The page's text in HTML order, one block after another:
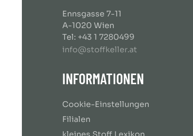
Ennsgasse 7-11
A-1020 Wien
Tel: +43 1 7280499
info@stoffkeller.at
INFORMATIONEN
Cookie-Einstellungen
Filialen